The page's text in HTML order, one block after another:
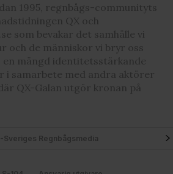
1995, regnbågs-communityts
QX och
som bevakar det samhälle vi
och de människor vi bryr oss
en mängd identitetsstärkande
i samarbete med andra aktörer
QX-Galan utgör kronan på
Sveriges Regnbågsmedia